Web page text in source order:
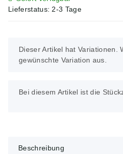
Lieferstatus: 2-3 Tage
x
Dieser Artikel hat Variationen.
gewünschte Variation aus.
x
Bei diesem Artikel ist die
Beschreibung